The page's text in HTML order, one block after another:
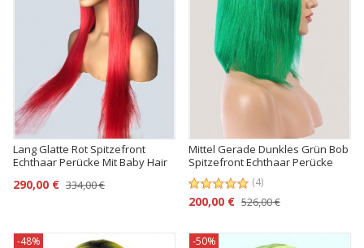
Lang Glatte Rot Spitzefront
Echthaar Perücke Mit Baby Hair
334,00 €
290,00 €
Mittel Gerade Dunkles Grün Bob
Spitzefront Echthaar Perücke
(4)
526,00 €
200,00 €
-48% -50%